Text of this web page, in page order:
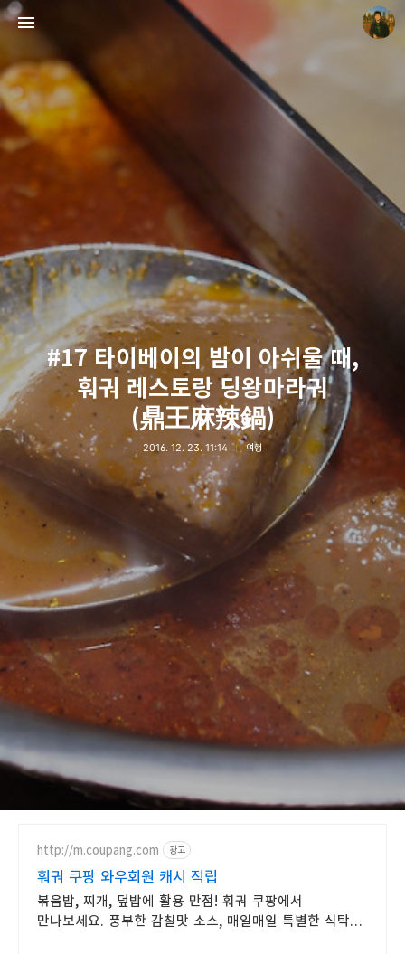
#17 타이베이의 밤이 아쉬울 때,
훠궈 레스토랑 딩왕마라궈
(鼎王麻辣鍋)
2016. 12. 23. 11:14 여행
http://m.coupang.com 광고
훠궈 쿠팡 와우회원 캐시 적립
볶음밥, 찌개, 덮밥에 활용 만점! 훠궈 쿠팡에서
만나보세요. 풍부한 감칠맛 소스, 매일매일 특별한 식탁을
mistyfriday